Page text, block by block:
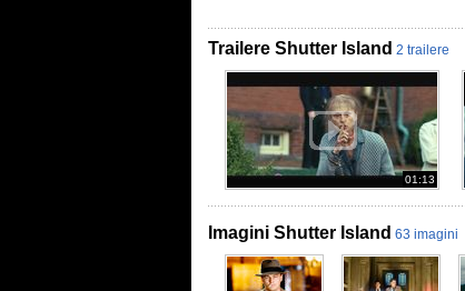
Trailere Shutter Island 2 trailere
01:13
Imagini Shutter Island 63 imagini